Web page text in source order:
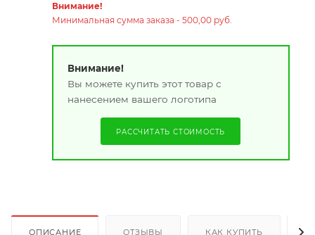
Внимание!
Минимальная сумма заказа - 500,00 руб.
Внимание!
Вы можете купить этот товар с
нанесением вашего логотипа
РАССЧИТАТЬ СТОИМОСТЬ
ОПИСАНИЕ ОТЗЫВЫ КАК КУПИТЬ